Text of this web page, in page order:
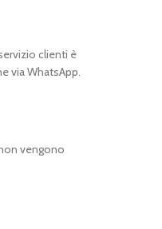
clienti è
via WhatsApp.
vengono